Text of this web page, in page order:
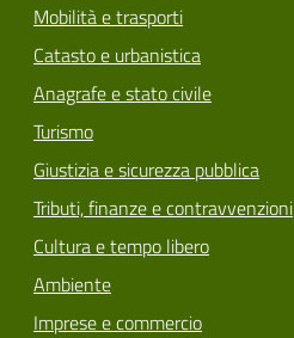
Mobilità e trasporti
Catasto e urbanistica
Anagrafe e stato civile
Turismo
Giustizia e sicurezza pubblica
Tributi, finanze e contravvenzioni
Cultura e tempo libero
Ambiente
Imprese e commercio